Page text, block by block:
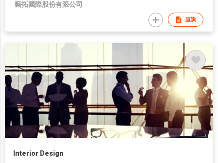
藝拓國際股份有限公司
查詢
Interior Design